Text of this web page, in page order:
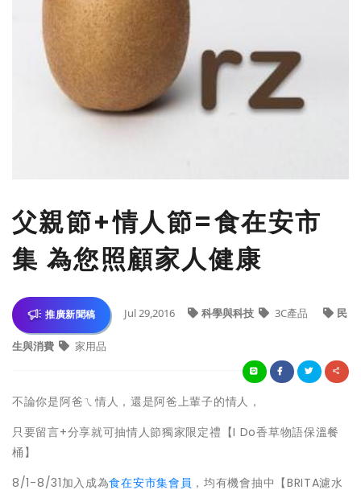
父親節+情人節=食在安市
集 為您照顧家人健康
推廣新聞稿 Jul 29,2016 科學與科技 3C產品 民
生與消費 家用品
不論你是阿爸ㄟ情人，還是阿爸上輩子的情人，
只要留言+分享就可抽情人節獨家限定禮【I Do香草物語保溫餐
桶】
8/1-8/31加入成為食在安市集會員 ，均有機會抽中【BRITA濾水